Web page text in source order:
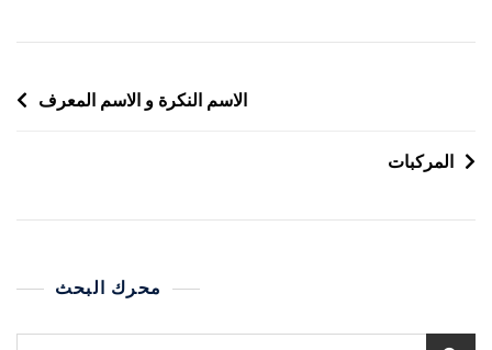
الاسم النكرة و الاسم المعرف
المركبات
محرك البحث